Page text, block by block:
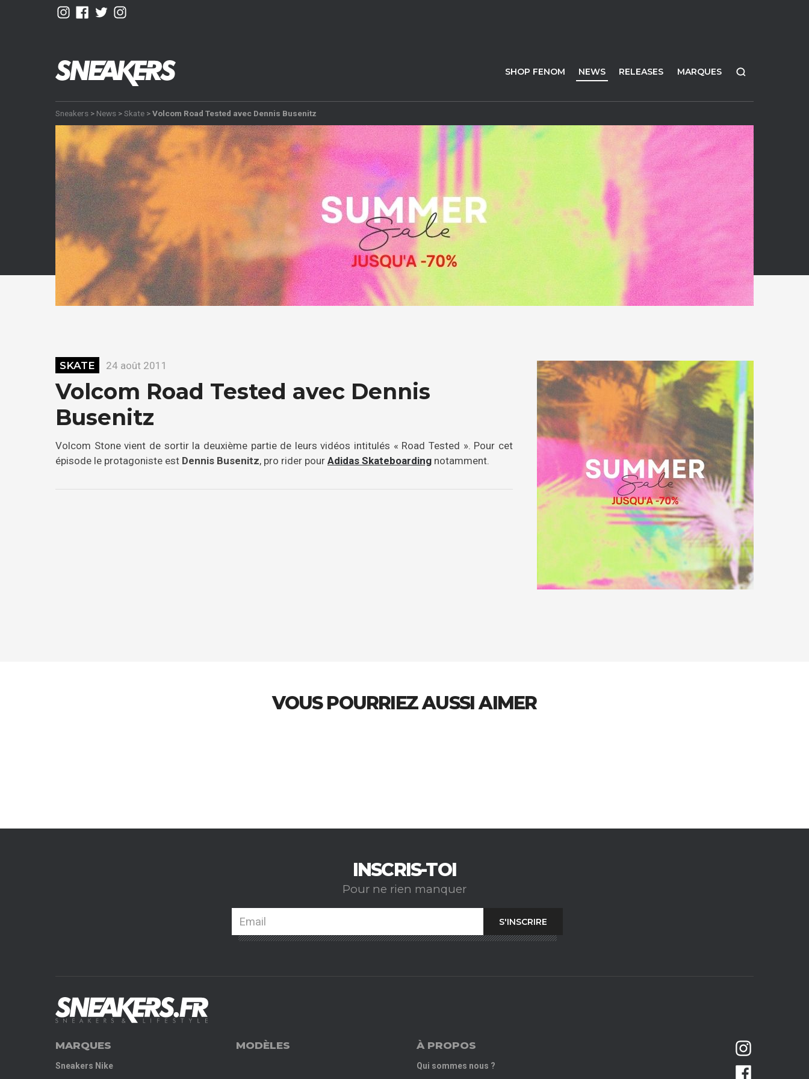
SHOP FENOM NEWS RELEASES MARQUES
Sneakers > News >Skate >Volcom Road Tested avec Dennis Busenitz
SKATE 24 août 2011
Volcom Road Tested avec Dennis
Busenitz
Volcom Stone vient de sortir la deuxième partie de leurs vidéos intitulés « Road Tested ». Pour cet
épisode le protagoniste est Dennis Busenitz, pro rider pour Adidas Skateboarding notamment.
VOUS POURRIEZ AUSSI AIMER
INSCRIS-TOI
Pour ne rien manquer
MARQUES
Sneakers Nike
MODÈLES À PROPOS
Qui sommes nous ?